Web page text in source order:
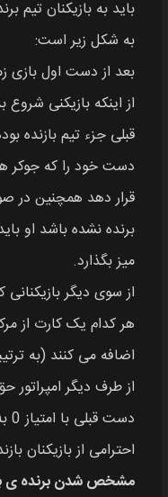
باید به بازیکنان تیم
به شکل زیر است:
بعد از دست اول
از اینکه بازیکنی
قبلی جزء تیم بازنده
دست خود را که جوکر
قرار دهد همچنین در
برنده نشده باشد او
میز بگذارد.
از سوی دیگر
هر کدام یک کارت از
اضافه می کنند (به
از طرف دیگر امپراتور
احترامی از بازیکنان
مشخص شدن برنده‌ ی